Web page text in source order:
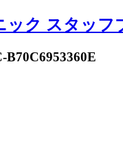
ック スタッフ
B70C6953360E